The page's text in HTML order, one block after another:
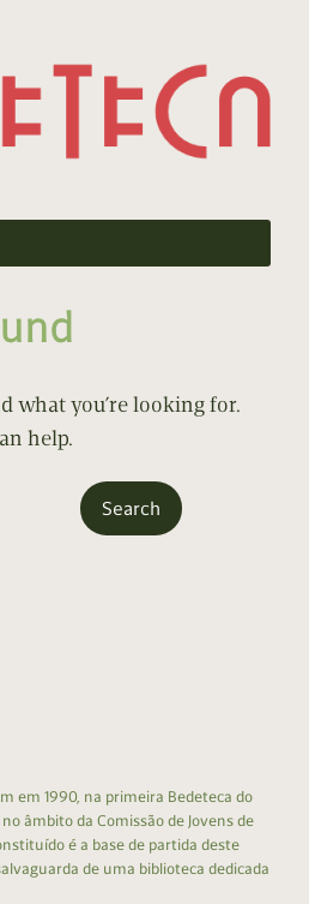
what you’re looking for.
help.
em 1990, na primeira Bedeteca do
âmbito da Comissão de Jovens de
é a base de partida deste
de uma biblioteca dedicada